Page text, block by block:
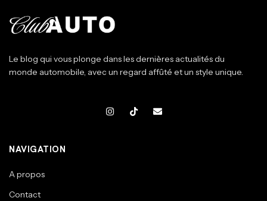
Le blog qui vous plonge dans les dernières actualités du
monde automobile, avec un regard affûté et un style unique.
NAVIGATION
A propos
Contact